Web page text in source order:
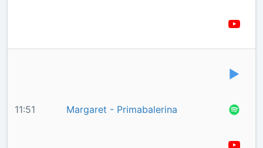
11:51 Margaret - Primabalerina